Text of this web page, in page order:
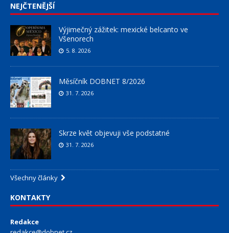
NEJČTENĚJŠÍ
Výjimečný zážitek: mexické belcanto ve
Všenorech
5. 8. 2026
Měsíčník DOBNET 8/2026
31. 7. 2026
Skrze květ objevuji vše podstatné
31. 7. 2026
Všechny články
KONTAKTY
Redakce